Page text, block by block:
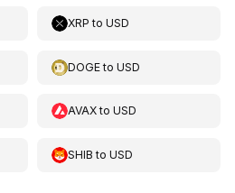
XRP toUSD
DOGEtoUSD
AVAXtoUSD
SHIB toUSD